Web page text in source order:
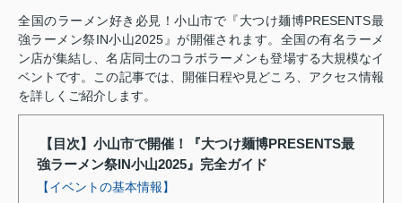
全国のラーメン好き必見！小山市で『大つけ麺博PRESENTS最
強ラーメン祭IN小山2025』が開催されます。全国の有名ラーメ
ン店が集結し、名店同士のコラボラーメンも登場する大規模なイ
ベントです。この記事では、開催日程や見どころ、アクセス情報
を詳しくご紹介します。
【目次】小山市で開催！『大つけ麺博PRESENTS最
強ラーメン祭IN小山2025』完全ガイド
【イベントの基本情報】